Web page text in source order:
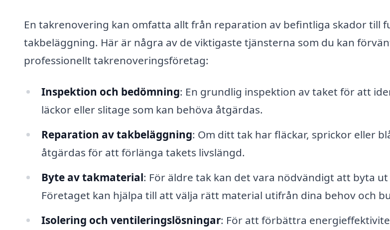
En takrenovering kan omfatta allt från reparation av befintliga skador till
takbeläggning. Här är några av de viktigaste tjänsterna som du kan
professionellt takrenoveringsföretag:
Inspektion och bedömning: En grundlig inspektion av taket för att
läckor eller slitage som kan behöva åtgärdas.
Reparation av takbeläggning: Om ditt tak har fläckar, sprickor eller
åtgärdas för att förlänga takets livslängd.
Byte av takmaterial: För äldre tak kan det vara nödvändigt att byta
Företaget kan hjälpa till att välja rätt material utifrån dina behov och
Isolering och ventileringslösningar: För att förbättra